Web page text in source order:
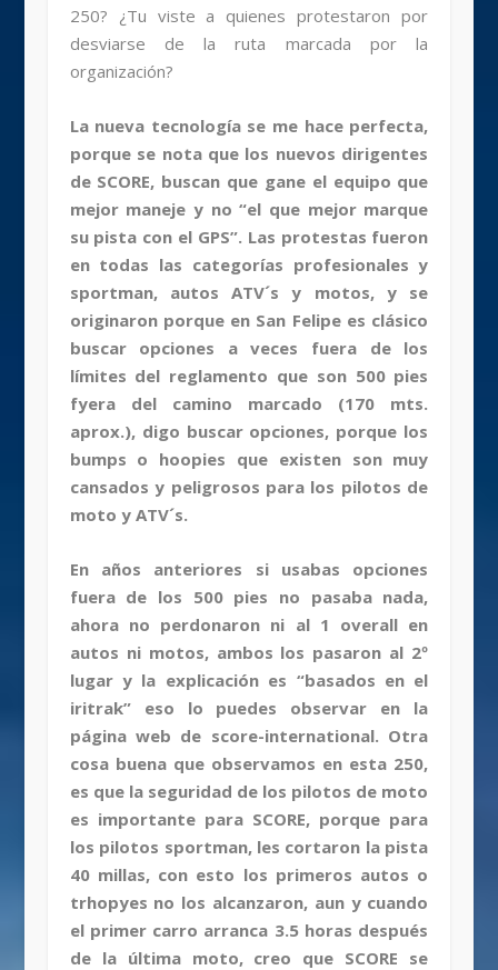
250? ¿Tu viste a quienes protestaron por
desviarse de la ruta marcada por la
organización?
La nueva tecnología se me hace perfecta,
porque se nota que los nuevos dirigentes
de SCORE, buscan que gane el equipo que
mejor maneje y no “el que mejor marque
su pista con el GPS”. Las protestas fueron
en todas las categorías profesionales y
sportman, autos ATV´s y motos, y se
originaron porque en San Felipe es clásico
buscar opciones a veces fuera de los
límites del reglamento que son 500 pies
fyera del camino marcado (170 mts.
aprox.), digo buscar opciones, porque los
bumps o hoopies que existen son muy
cansados y peligrosos para los pilotos de
moto y ATV´s.
En años anteriores si usabas opciones
fuera de los 500 pies no pasaba nada,
ahora no perdonaron ni al 1 overall en
autos ni motos, ambos los pasaron al 2º
lugar y la explicación es “basados en el
iritrak” eso lo puedes observar en la
página web de score-international. Otra
cosa buena que observamos en esta 250,
es que la seguridad de los pilotos de moto
es importante para SCORE, porque para
los pilotos sportman, les cortaron la pista
40 millas, con esto los primeros autos o
trhopyes no los alcanzaron, aun y cuando
el primer carro arranca 3.5 horas después
de la última moto, creo que SCORE se